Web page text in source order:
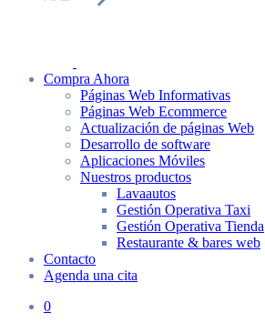
Compra Ahora
Páginas Web Informativas
Páginas Web Ecommerce
Actualización de páginas Web
Desarrollo de software
Aplicaciones Móviles
Nuestros productos
Lavaautos
Gestión Operativa Taxi
Gestión Operativa Tienda
Restaurante & bares web
Contacto
Agenda una cita
0